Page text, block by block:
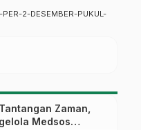
2-DESEMBER-PUKUL-
Zaman,
Medsos